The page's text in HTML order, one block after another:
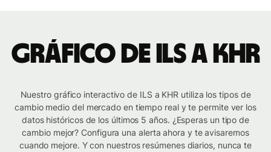
Gráfico de ILS a KHR
Nuestro gráfico interactivo de ILS a KHR utiliza los tipos de
cambio medio del mercado en tiempo real y te permite ver los
datos históricos de los últimos 5 años. ¿Esperas un tipo de
cambio mejor? Configura una alerta ahora y te avisaremos
cuando mejore. Y con nuestros resúmenes diarios, nunca te